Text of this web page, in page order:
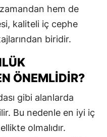
hem de
kaliteli iç cephe
biridir.
ÖNEMLIDIR?
gibi alanlarda
Bu nedenle en iyi iç
olmalıdır.